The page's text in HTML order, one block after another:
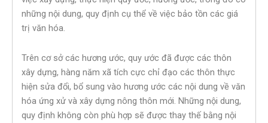
những nội dung, quy định cụ thể về việc bảo tồn các giá
trị văn hóa.
Trên cơ sở các hương ước, quy ước đã được các thôn
xây dựng, hàng năm xã tích cực chỉ đạo các thôn thực
hiện sửa đổi, bổ sung vào hương ước các nội dung về văn
hóa ứng xử và xây dựng nông thôn mới. Những nội dung,
quy định không còn phù hợp sẽ được thay thế bằng nội